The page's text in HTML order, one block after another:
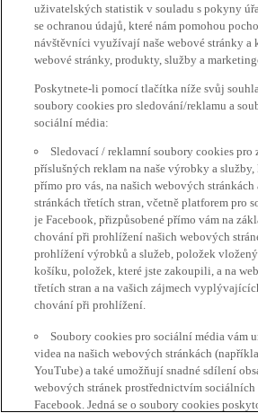
uživatelských statistik v souladu s pokyny
se ochranou údajů, které nám pomohou
návštěvníci využívají naše webové stránky a
webové stránky, produkty, služby a
Poskytnete-li pomocí tlačítka níže svůj
soubory cookies pro sledování/reklamu a
sociální média:
Sledovací / reklamní soubory cookies pro
příslušných reklam na naše výrobky a
přímo pro vás, na našich webových stránkách
stránkách třetích stran, včetně platforem pro
je Facebook, přizpůsobené přímo vám na
chování při prohlížení našich webových
prohlížení výrobků a služeb, položek
košíku, položek, které jste zakoupili, a na
třetích stran a na vašich zájmech
chování při prohlížení.
Soubory cookies pro sociální média vám
videa na našich webových stránkách
YouTube) a také umožňují snadné sdílení
webových stránek prostřednictvím
Facebook. Jedná se o soubory cookies